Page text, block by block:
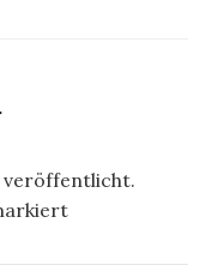
veröffentlicht.